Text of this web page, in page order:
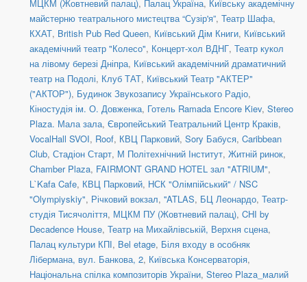
МЦКМ (Жовтневий палац), Палац Україна, Київську академічну
майстерню театрального мистецтва “Сузір'я”, Театр Шафа,
КХАТ, British Pub Red Queen, Київський Дім Книги, Київський
академічний театр "Колесо", Концерт-хол ВДНГ, Театр кукол
на лівому березі Дніпра, Київський академічний драматичний
театр на Подолі, Клуб ТАТ, Київський Театр "АКТЕР"
("АКТОР"), Будинок Звукозапису Українського Радіо,
Кіностудія ім. О. Довженка, Готель Ramada Encore Kiev, Stereo
Plaza. Мала зала, Європейський Театральний Центр Краків,
VocalHall SVOI, Roof, КВЦ Парковий, Sory Бабуся, Caribbean
Club, Стадіон Старт, М Політехнічний Інститут, Житній ринок,
Chamber Plaza, FAIRMONT GRAND HOTEL зал "ATRIUM",
L`Kafa Cafe, КВЦ Парковий, НСК "Олімпійський" / NSC
"Olympiyskiy", Річковий вокзал, ''ATLAS, БЦ Леонардо, Театр-
студія Тисячоліття, МЦКМ ПУ (Жовтневий палац), CHI by
Decadence House, Театр на Михайлівській, Верхня сцена,
Палац культури КПІ, Bel etage, Біля входу в особняк
Лібермана, вул. Банкова, 2, Київська Консерваторія,
Національна спілка композиторів України, Stereo Plaza_малий